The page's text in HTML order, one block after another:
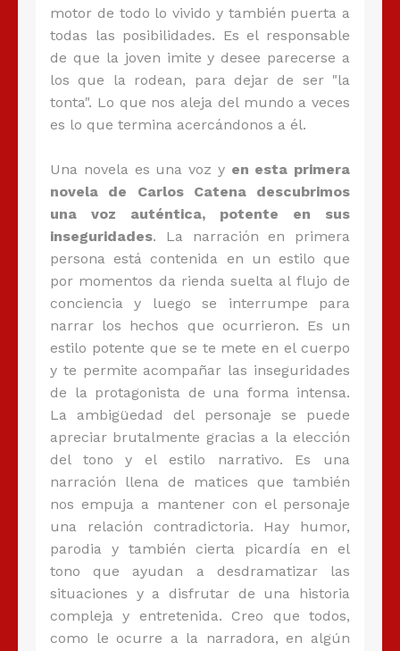
motor de todo lo vivido y también puerta a
todas las posibilidades. Es el responsable
de que la joven imite y desee parecerse a
los que la rodean, para dejar de ser "la
tonta". Lo que nos aleja del mundo a veces
es lo que termina acercándonos a él.
Una novela es una voz y en esta primera
novela de Carlos Catena descubrimos
una voz auténtica, potente en sus
inseguridades. La narración en primera
persona está contenida en un estilo que
por momentos da rienda suelta al flujo de
conciencia y luego se interrumpe para
narrar los hechos que ocurrieron. Es un
estilo potente que se te mete en el cuerpo
y te permite acompañar las inseguridades
de la protagonista de una forma intensa.
La ambigüedad del personaje se puede
apreciar brutalmente gracias a la elección
del tono y el estilo narrativo. Es una
narración llena de matices que también
nos empuja a mantener con el personaje
una relación contradictoria. Hay humor,
parodia y también cierta picardía en el
tono que ayudan a desdramatizar las
situaciones y a disfrutar de una historia
compleja y entretenida. Creo que todos,
como le ocurre a la narradora, en algún